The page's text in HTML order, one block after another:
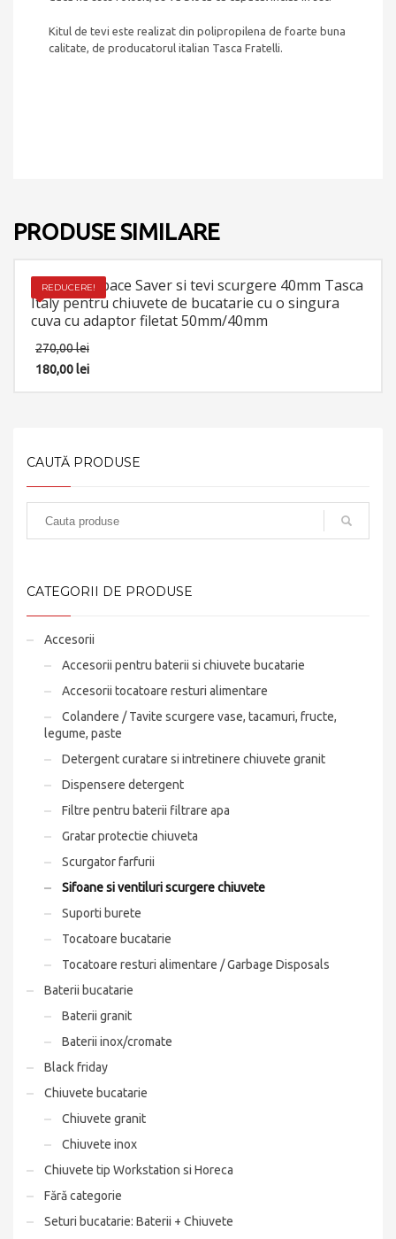
Kitul de tevi este realizat din polipropilena de foarte buna
calitate, de producatorul italian Tasca Fratelli.
PRODUSE SIMILARE
REDUCERE!
Set sifon Space Saver si tevi scurgere 40mm Tasca
Italy pentru chiuvete de bucatarie cu o singura
cuva cu adaptor filetat 50mm/40mm
270,00lei
180,00lei
CAUTĂ PRODUSE
CATEGORII DE PRODUSE
Accesorii
Accesorii pentru baterii si chiuvete bucatarie
Accesorii tocatoare resturi alimentare
Colandere / Tavite scurgere vase, tacamuri, fructe,
legume, paste
Detergent curatare si intretinere chiuvete granit
Dispensere detergent
Filtre pentru baterii filtrare apa
Gratar protectie chiuveta
Scurgator farfurii
Sifoane si ventiluri scurgere chiuvete
Suporti burete
Tocatoare bucatarie
Tocatoare resturi alimentare / Garbage Disposals
Baterii bucatarie
Baterii granit
Baterii inox/cromate
Black friday
Chiuvete bucatarie
Chiuvete granit
Chiuvete inox
Chiuvete tip Workstation si Horeca
Fără categorie
Seturi bucatarie: Baterii + Chiuvete